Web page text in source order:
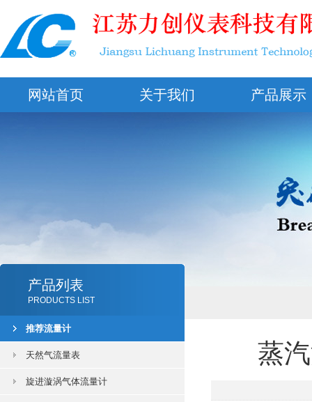
网站首页 关于我们 产品展示
产品列表
PRODUCTS LIST
推荐流量计
天然气流量表
旋进漩涡气体流量计
蒸